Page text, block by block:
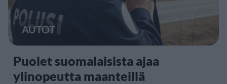
AUTOT
Puolet suomalaisista ajaa
ylinopeutta maanteillä